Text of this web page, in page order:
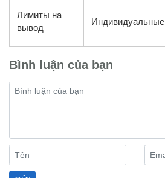
Лимиты на
вывод
Индивидуальные
Bình luận của bạn